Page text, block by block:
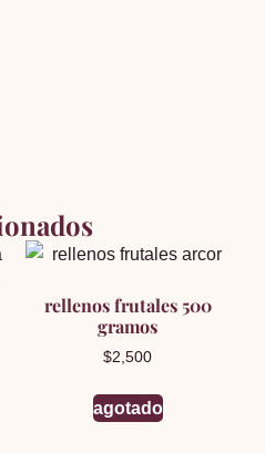
rellenos frutales 500
gramos
$2,500
agotado